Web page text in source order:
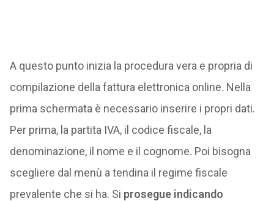
A questo punto inizia la procedura vera e propria di
compilazione della fattura elettronica online. Nella
prima schermata è necessario inserire i propri dati.
Per prima, la partita IVA, il codice fiscale, la
denominazione, il nome e il cognome. Poi bisogna
scegliere dal menù a tendina il regime fiscale
prevalente che si ha. Si prosegue indicando